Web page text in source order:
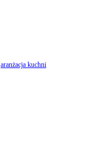
aranżacja kuchni